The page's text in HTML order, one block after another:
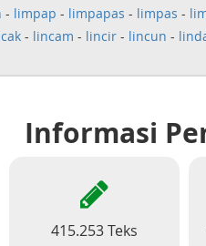
- limpap - limpapas - limpas -
- lincam - lincir- lincun -
Informasi
415.253 Teks